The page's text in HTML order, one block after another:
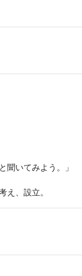
聞いてみよう。」
え、設立。